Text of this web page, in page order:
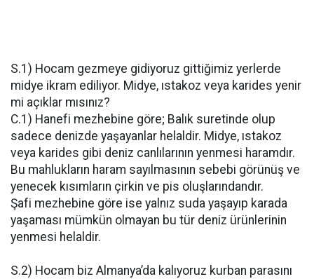
S.1) Hocam gezmeye gidiyoruz gittiğimiz yerlerde
midye ikram ediliyor. Midye, ıstakoz veya karides yenir
mi açıklar mısınız?
C.1) Hanefi mezhebine göre; Balık suretinde olup
sadece denizde yaşayanlar helaldir. Midye, ıstakoz
veya karides gibi deniz canlılarının yenmesi haramdır.
Bu mahlukların haram sayılmasının sebebi görünüş ve
yenecek kısımların çirkin ve pis oluşlarındandır.
Şafi mezhebine göre ise yalnız suda yaşayıp karada
yaşaması mümkün olmayan bu tür deniz ürünlerinin
yenmesi helaldir.
S.2) Hocam biz Almanya’da kalıyoruz kurban parasını